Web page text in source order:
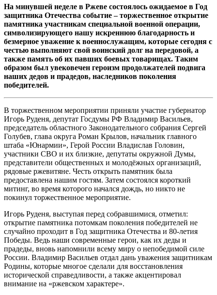
На минувшей неделе в Ржеве состоялось ожидаемое в Год
защитника Отечества событие – торжественное открытие
памятника участникам специальной военной операции,
символизирующего нашу искреннюю благодарность и
безмерное уважение к военнослужащим, которые сегодня с
честью выполняют свой воинский долг на передовой, а
также память об их павших боевых товарищах. Таким
образом был увековечен героизм продолжателей подвига
наших дедов и прадедов, наследников поколения
победителей.
В торжественном мероприятии приняли участие губернатор
Игорь Руденя, депутат Госдумы РФ Владимир Васильев,
председатель областного Законодательного собрания Сергей
Голубев, глава округа Роман Крылов, начальник главного
штаба «Юнармии», Герой России Владислав Головин,
участники СВО и их близкие, депутаты окружной Думы,
представители общественных и молодёжных организаций,
рядовые ржевитяне. Честь открыть памятник была
предоставлена нашим гостям. Затем состоялся короткий
митинг, во время которого начался дождь, но никто не
покинул торжественное мероприятие.
Игорь Руденя, выступая перед собравшимися, отметил:
открытие памятника потомкам поколения победителей не
случайно проходит в Год защитника Отечества и 80-летия
Победы. Ведь наши современные герои, как их деды и
прадеды, вновь напомнили всему миру о непобедимой силе
России. Владимир Васильев отдал дань уважения защитникам
Родины, которые многое сделали для восстановления
исторической справедливости, а также акцентировал
внимание на «ржевском характере».